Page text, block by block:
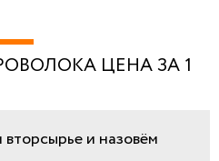
ЦЕНА ЗА 1
и назовём